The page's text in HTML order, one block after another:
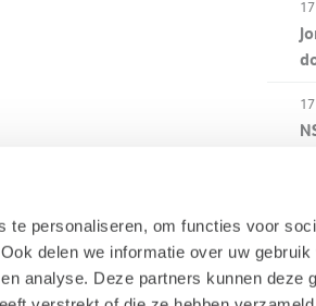
te personaliseren, om functies voor
delen we informatie over uw
analyse. Deze partners kunnen deze